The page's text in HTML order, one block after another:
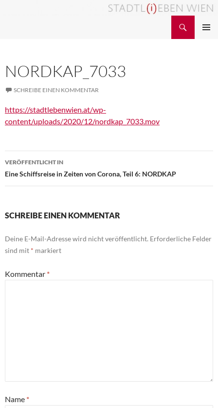
NORDKAP_7033
SCHREIBE EINEN KOMMENTAR
https://stadtlebenwien.at/wp-
content/uploads/2020/12/nordkap_7033.mov
Beitragsnavigation
VERÖFFENTLICHT IN
Eine Schiffsreise in Zeiten von Corona, Teil 6: NORDKAP
SCHREIBE EINEN KOMMENTAR
Deine E-Mail-Adresse wird nicht veröffentlicht. Erforderliche Felder
sind mit * markiert
Kommentar *
Name *